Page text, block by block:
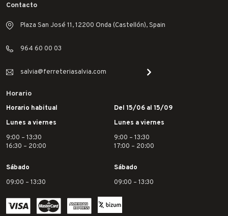
Contacto
Plaza San José 11, 12200 Onda (Castellón), Spain
964 60 00 03
salvia@ferreteriasalvia.com
Horario
Horario habitual
Lunes a viernes
9:00 – 13:30
16:30 – 20:00
Sábado
09:00 – 13:30
Del 15/06 al 15/09
Lunes a viernes
9:00 – 13:30
17:00 – 20:00
Sábado
09:00 – 13:30